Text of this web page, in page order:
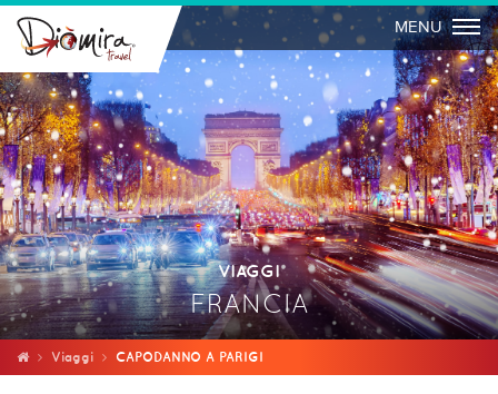
MENU
VIAGGI
FRANCIA
Viaggi CAPODANNO A PARIGI